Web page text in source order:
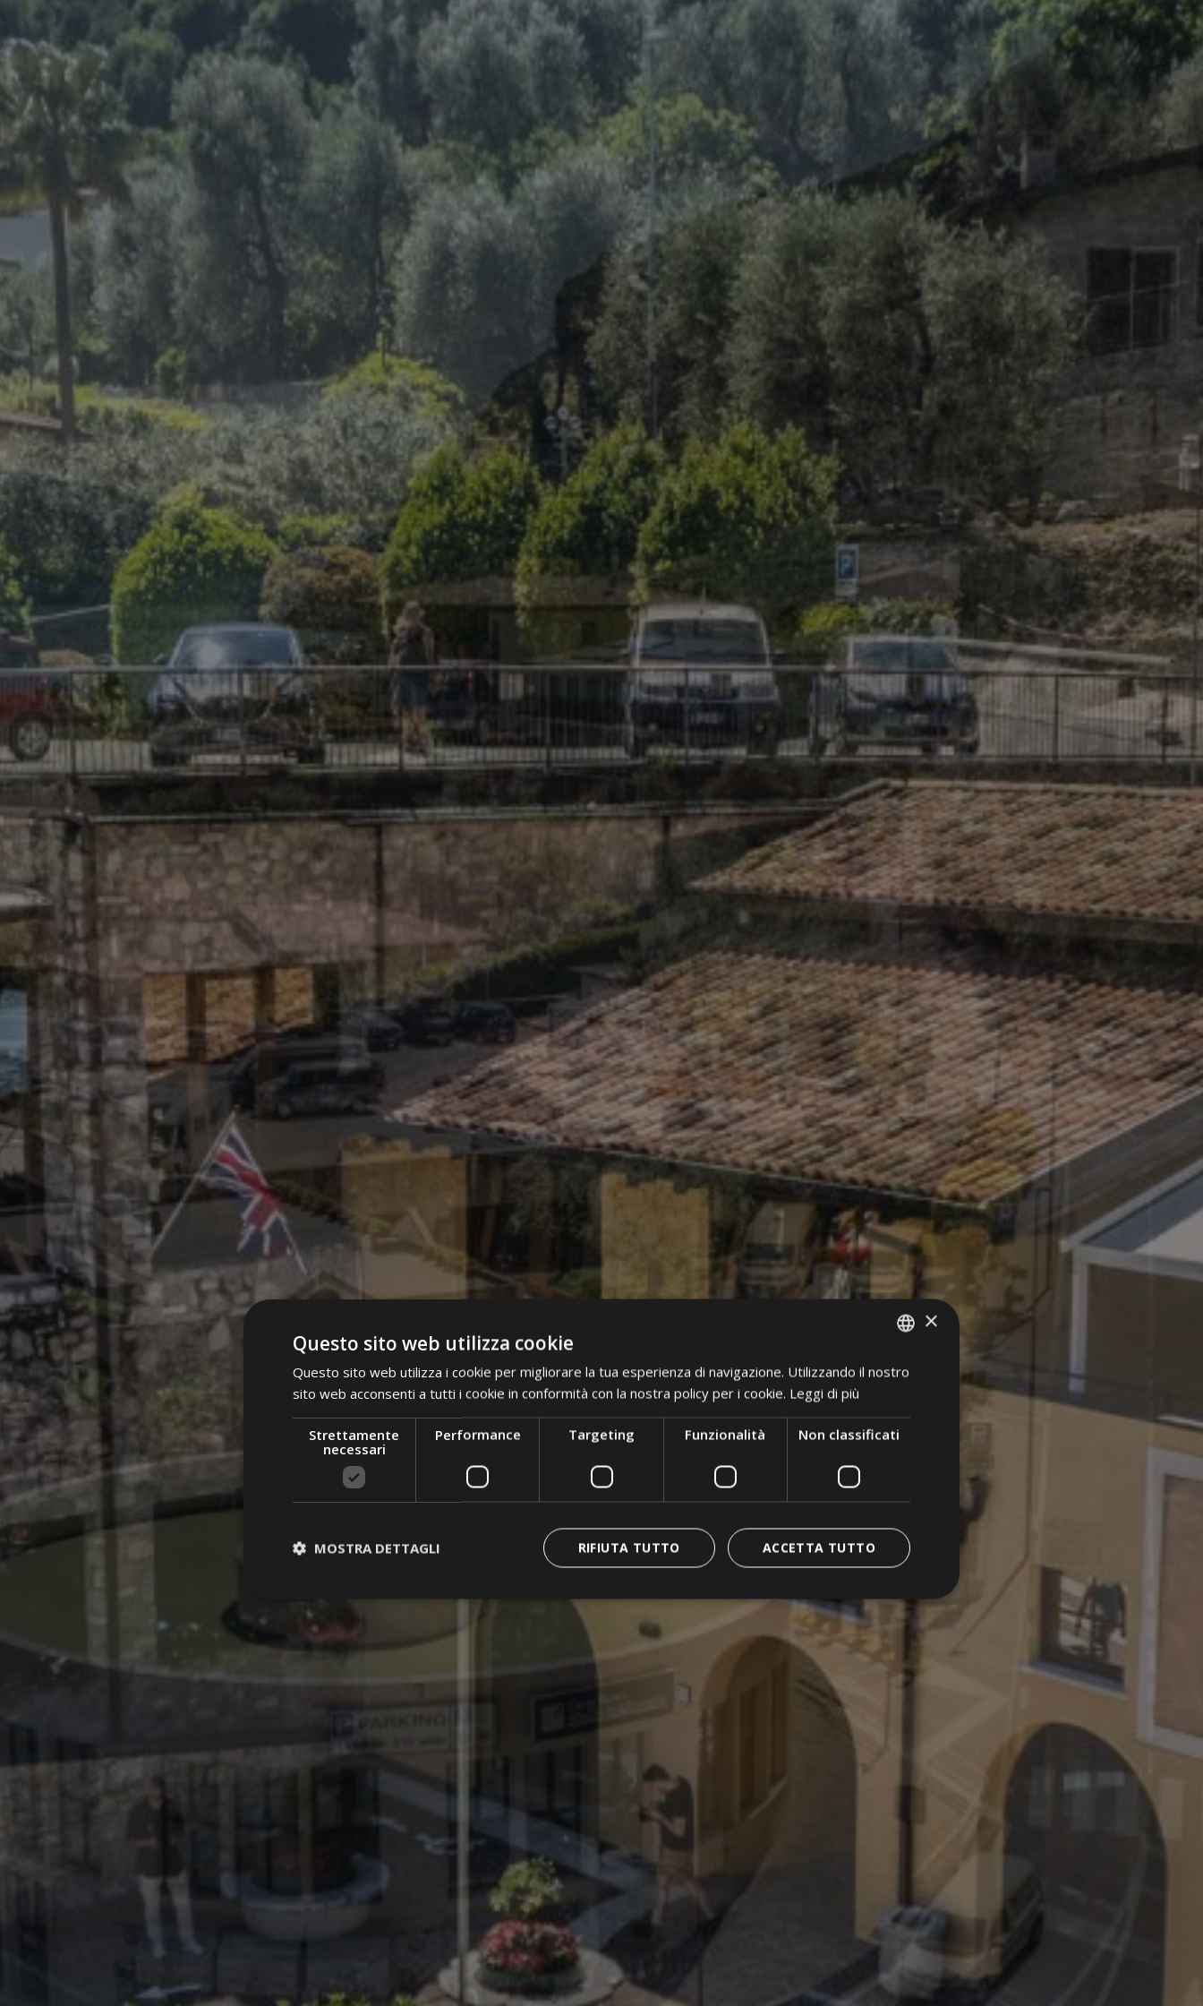
ITALIAN
ENGLISH
×
Questo sito web utilizza cookie
Questo sito web utilizza i cookie per migliorare la tua esperienza di navigazione. Utilizzando il nostro
sito web acconsenti a tutti i cookie in conformità con la nostra policy per i cookie. Leggi di più
Strettamente
necessari
Performance Targeting Funzionalità Non classificati
ACCETTA TUTTO
RIFIUTA TUTTO
MOSTRA DETTAGLI
Strettamente necessari Targeting Funzionalità Non classificati
I cookie strettamente necessari consentono le funzionalità principali del sito web come l'accesso dell'utente e la gestione
dell'account. Il sito web non può essere utilizzato correttamente senza i cookie strettamente necessari.
Questo cookie viene utilizzato per
proprio sito Web.
Sessione
CookieScript
www.visitlimonesulgarda.com
settimane
visitatori. È necessario che il banner dei
correttamente.
Cloudflare Inc.
.sat24.com
29 minuti
_ga
Google LLC
1 anno 1
Questo nome di cookie è associato a
Google Privacy Policy